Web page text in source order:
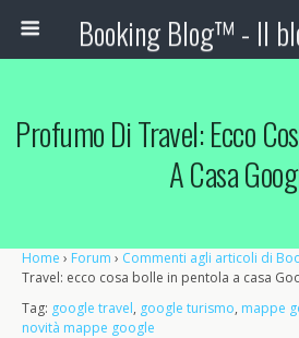
Profumo Di Travel: Ecco
A Casa
Home › Forum › Commenti agli articoli di
Travel: ecco cosa bolle in pentola a casa
Tag: google travel, google turismo, mappe
novità mappe google